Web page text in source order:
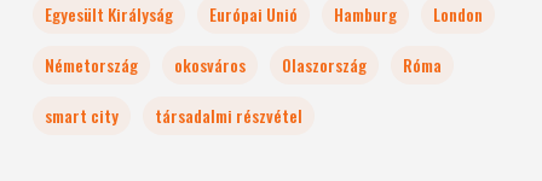
Egyesült Királyság Európai Unió Hamburg
London
Németország
okosváros Olaszország
Róma
smart city
társadalmi részvétel